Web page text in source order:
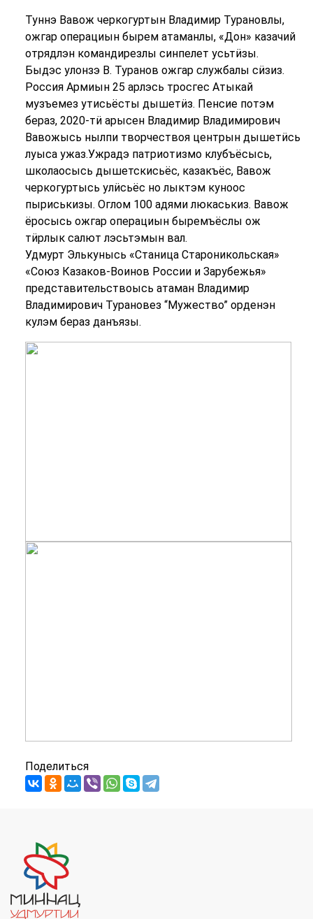
Туннэ Вавож черкогуртын Владимир Турановлы,
ожгар операциын бырем атаманлы, «Дон» казачий
отрядлэн командирезлы синпелет усьтӥзы.
Быдэс улонзэ В. Туранов ожгар службалы сӥзиз.
Россия Армиын 25 арлэсь тросгес Атыкай
музъемез утисьёсты дышетӥз. Пенсие потэм
бераз, 2020-тӥ арысен Владимир Владимирович
Вавожысь нылпи творчествоя центрын дышетӥсь
луыса ужаз.Ужрадэ патриотизмо клубъёсысь,
школаосысь дышетскисьёс, казакъёс, Вавож
черкогуртысь улӥсьёс но лыктэм куноос
пыриськизы. Оглом 100 адями люкаськиз. Вавож
ёросысь ожгар операциын быремъёслы ож
тӥрлык салют лэсьтэмын вал.
Удмурт Элькунысь «Станица Староникольская»
«Союз Казаков-Воинов России и Зарубежья»
представительствоысь атаман Владимир
Владимирович Турановез “Мужество” орденэн
кулэм бераз данъязы.
Поделиться